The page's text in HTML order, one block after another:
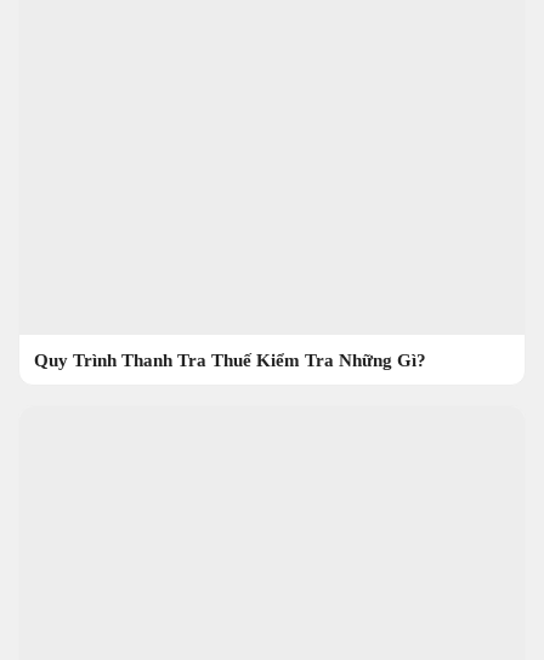
Quy Trình Thanh Tra Thuế Kiểm Tra Những Gì?